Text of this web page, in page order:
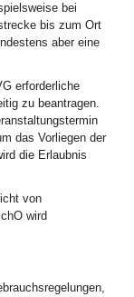
bei
bis zum Ort
aber eine
erforderliche
zu beantragen.
das Vorliegen der
die Erlaubnis
von
wird